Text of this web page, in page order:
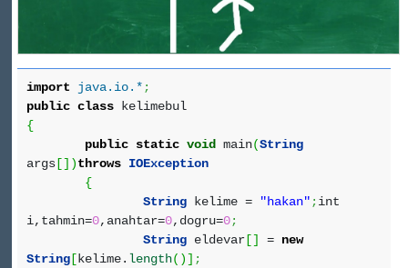
import java.io.* ;
public class kelimebul
{
public static void main(String
args [] )throws IOException
{
String kelime = "hakan" ;int
i,tahmin=0,anahtar=0,dogru=0;
String eldevar [] = new
String [ kelime. length( )] ;